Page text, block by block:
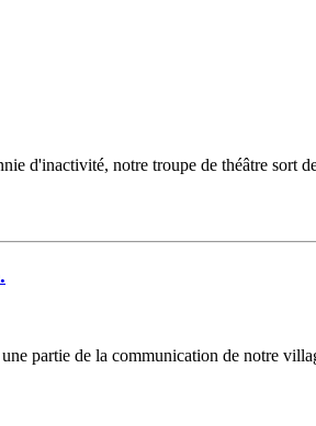
d'inactivité, notre troupe de théâtre
partie de la communication de notre